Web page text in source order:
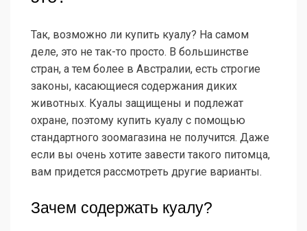
Так, возможно ли купить куалу? На самом
деле, это не так-то просто. В большинстве
стран, а тем более в Австралии, есть строгие
законы, касающиеся содержания диких
животных. Куалы защищены и подлежат
охране, поэтому купить куалу с помощью
стандартного зоомагазина не получится. Даже
если вы очень хотите завести такого питомца,
вам придется рассмотреть другие варианты.
Зачем содержать куалу?